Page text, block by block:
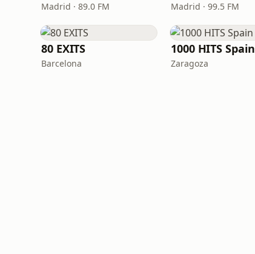
Madrid · 89.0 FM Madrid · 99.5 FM
80 EXITS
Barcelona
1000 HITS Spain
Zaragoza